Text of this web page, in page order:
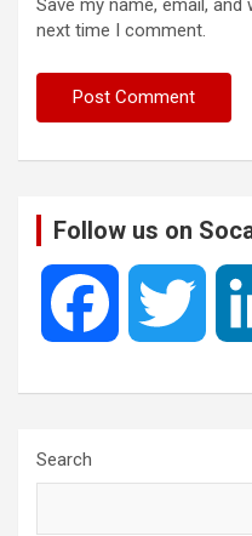
Save my name, email,
next time I comment.
Follow us on
Search